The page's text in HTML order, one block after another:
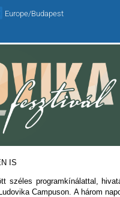
Europe/Budapest
IS
széles programkínálattal,
Campuson. A három